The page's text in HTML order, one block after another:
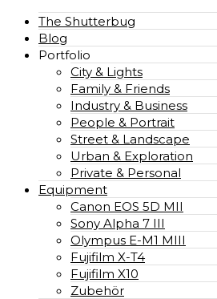
The Shutterbug
Blog
Portfolio
City & Lights
Family & Friends
Industry & Business
People & Portrait
Street & Landscape
Urban & Exploration
Private & Personal
Equipment
Canon EOS 5D MII
Sony Alpha 7 III
Olympus E-M1 MIII
Fujifilm X-T4
Fujifilm X10
Zubehör